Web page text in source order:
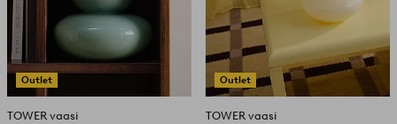
Outlet
TOWER vaasi
Outlet
TOWER vaasi